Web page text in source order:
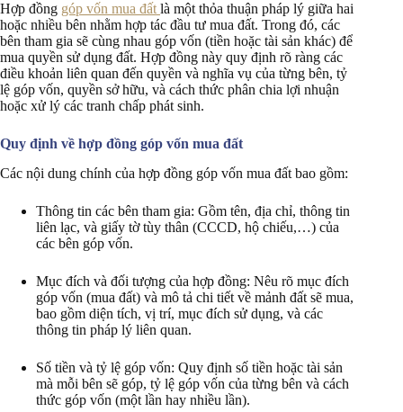
Hợp đồng góp vốn mua đấtlà một thỏa thuận pháp lý giữa hai
hoặc nhiều bên nhằm hợp tác đầu tư mua đất. Trong đó, các
bên tham gia sẽ cùng nhau góp vốn (tiền hoặc tài sản khác) để
mua quyền sử dụng đất. Hợp đồng này quy định rõ ràng các
điều khoản liên quan đến quyền và nghĩa vụ của từng bên, tỷ
lệ góp vốn, quyền sở hữu, và cách thức phân chia lợi nhuận
hoặc xử lý các tranh chấp phát sinh.
Quy định về hợp đồng góp vốn mua đất
Các nội dung chính của hợp đồng góp vốn mua đất bao gồm:
Thông tin các bên tham gia: Gồm tên, địa chỉ, thông tin
liên lạc, và giấy tờ tùy thân (CCCD, hộ chiếu,…) của
các bên góp vốn.
Mục đích và đối tượng của hợp đồng: Nêu rõ mục đích
góp vốn (mua đất) và mô tả chi tiết về mảnh đất sẽ mua,
bao gồm diện tích, vị trí, mục đích sử dụng, và các
thông tin pháp lý liên quan.
Số tiền và tỷ lệ góp vốn: Quy định số tiền hoặc tài sản
mà mỗi bên sẽ góp, tỷ lệ góp vốn của từng bên và cách
thức góp vốn (một lần hay nhiều lần).